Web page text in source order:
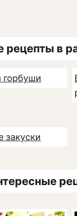
рецепты в
горбуши
закуски